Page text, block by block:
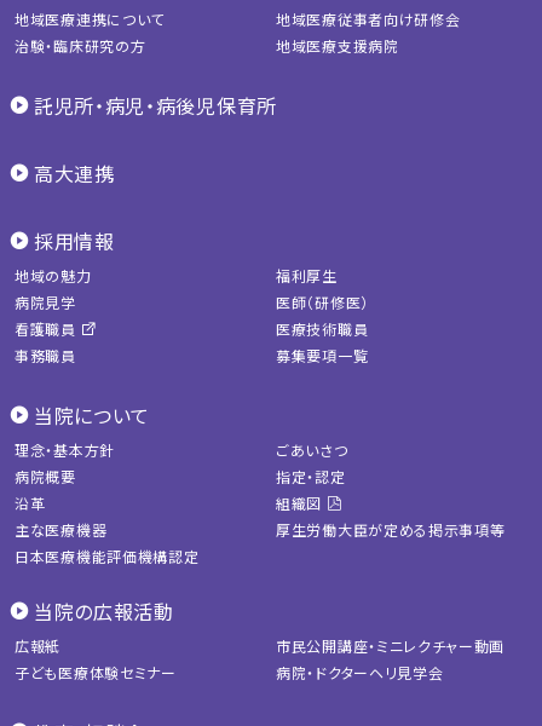
地域医療連携について
地域医療従事者向け研修会
治験・臨床研究の方
地域医療支援病院
託児所・病児・病後児保育所
高大連携
採用情報
地域の魅力
福利厚生
病院見学
医師（研修医）
看護職員
医療技術職員
事務職員
募集要項一覧
当院について
理念・基本方針
ごあいさつ
病院概要
指定・認定
沿革
組織図
主な医療機器
厚生労働大臣が定める掲示事項等
日本医療機能評価機構認定
当院の広報活動
広報紙
市民公開講座・ミニレクチャー動画
子ども医療体験セミナー
病院・ドクターヘリ見学会